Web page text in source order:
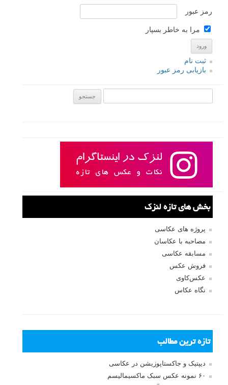
رمز عبور
مرا به خاطر بسپار
ثبت نام
بازیابی رمز عبور
بخش های تازه لنزک
پروژه های عکاسی
مصاحبه با عکاسان
مسابقه عکاسی
فروش عکس
عکس‌کاوی
نگاه عکاس
تازه ترین مطالب
دیپتیک و جاکستا‌پوزیشن در عکاسی
۶۰ نمونه عکس سبک ماکسیمالیسم